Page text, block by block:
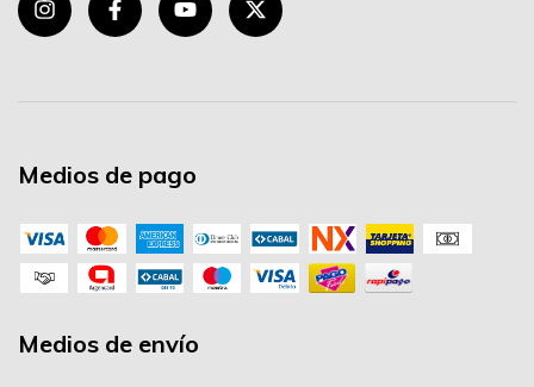
Medios de pago
Medios de envío